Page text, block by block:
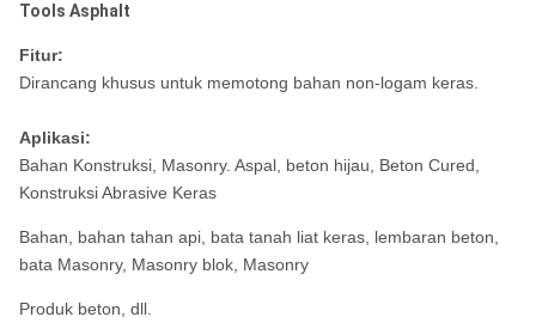
Tools Asphalt
Fitur:
Dirancang khusus untuk memotong bahan non-logam keras.
Aplikasi:
Bahan Konstruksi, Masonry. Aspal, beton hijau, Beton Cured,
Konstruksi Abrasive Keras
Bahan, bahan tahan api, bata tanah liat keras, lembaran beton,
bata Masonry, Masonry blok, Masonry
Produk beton, dll.